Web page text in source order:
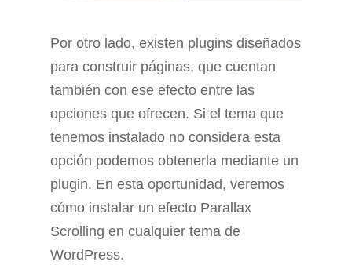
Por otro lado, existen plugins diseñados
para construir páginas, que cuentan
también con ese efecto entre las
opciones que ofrecen. Si el tema que
tenemos instalado no considera esta
opción podemos obtenerla mediante un
plugin. En esta oportunidad, veremos
cómo instalar un efecto Parallax
Scrolling en cualquier tema de
WordPress.